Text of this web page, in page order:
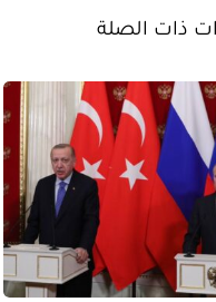
ذات الصلة